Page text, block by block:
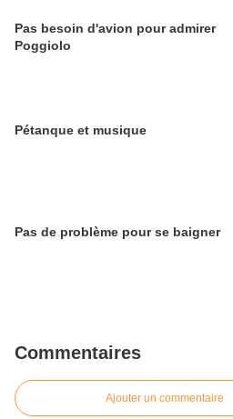
Pas besoin d'avion pour admirer
Poggiolo
Pétanque et musique
Pas de problème pour se baigner
Commentaires
Ajouter un commentaire